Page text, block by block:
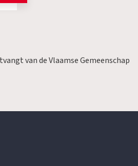
van de Vlaamse Gemeenschap